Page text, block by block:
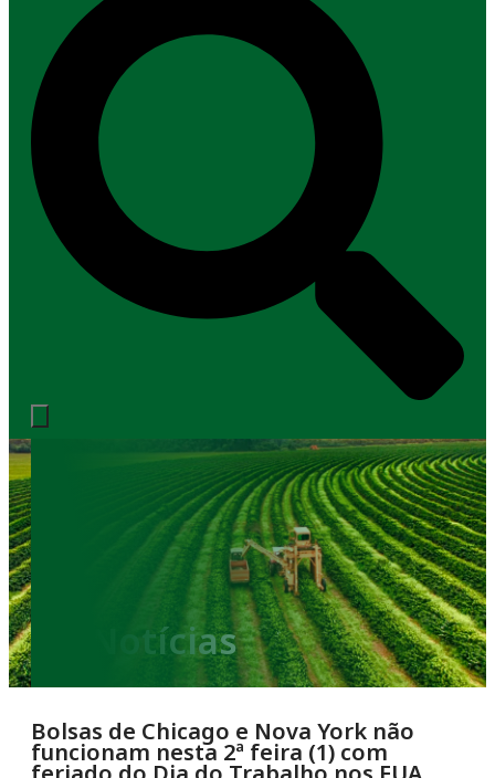
Notícias
Bolsas de Chicago e Nova York não
funcionam nesta 2ª feira (1) com